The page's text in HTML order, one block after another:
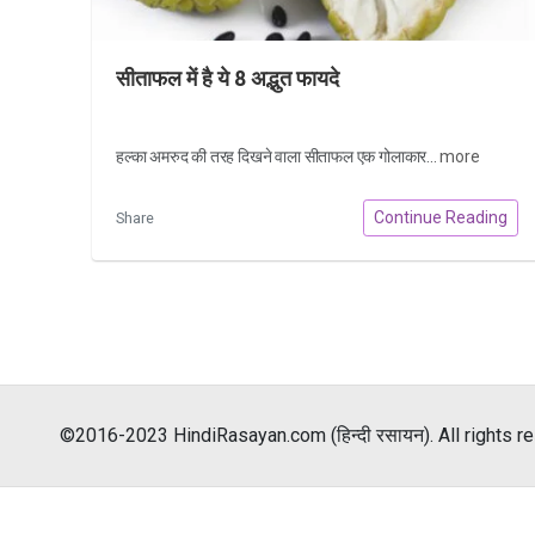
सीताफल में है ये 8 अद्भुत फायदे
हल्का अमरुद की तरह दिखने वाला सीताफल एक गोलाकार...more
Share Continue Reading
©2016-2023 HindiRasayan.com (हिन्दी रसायन). All rights